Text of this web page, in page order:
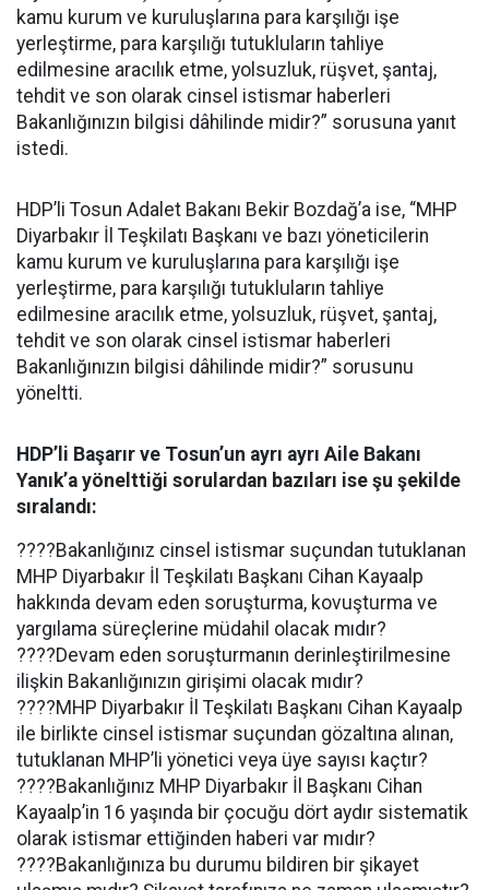
kamu kurum ve kuruluşlarına para karşılığı işe
yerleştirme, para karşılığı tutukluların tahliye
edilmesine aracılık etme, yolsuzluk, rüşvet, şantaj,
tehdit ve son olarak cinsel istismar haberleri
Bakanlığınızın bilgisi dâhilinde midir?” sorusuna yanıt
istedi.
HDP’li Tosun Adalet Bakanı Bekir Bozdağ’a ise, “MHP
Diyarbakır İl Teşkilatı Başkanı ve bazı yöneticilerin
kamu kurum ve kuruluşlarına para karşılığı işe
yerleştirme, para karşılığı tutukluların tahliye
edilmesine aracılık etme, yolsuzluk, rüşvet, şantaj,
tehdit ve son olarak cinsel istismar haberleri
Bakanlığınızın bilgisi dâhilinde midir?” sorusunu
yöneltti.
HDP’li Başarır ve Tosun’un ayrı ayrı Aile Bakanı
Yanık’a yönelttiği sorulardan bazıları ise şu şekilde
sıralandı:
????Bakanlığınız cinsel istismar suçundan tutuklanan
MHP Diyarbakır İl Teşkilatı Başkanı Cihan Kayaalp
hakkında devam eden soruşturma, kovuşturma ve
yargılama süreçlerine müdahil olacak mıdır?
????Devam eden soruşturmanın derinleştirilmesine
ilişkin Bakanlığınızın girişimi olacak mıdır?
????MHP Diyarbakır İl Teşkilatı Başkanı Cihan Kayaalp
ile birlikte cinsel istismar suçundan gözaltına alınan,
tutuklanan MHP’li yönetici veya üye sayısı kaçtır?
????Bakanlığınız MHP Diyarbakır İl Başkanı Cihan
Kayaalp’in 16 yaşında bir çocuğu dört aydır sistematik
olarak istismar ettiğinden haberi var mıdır?
????Bakanlığınıza bu durumu bildiren bir şikayet